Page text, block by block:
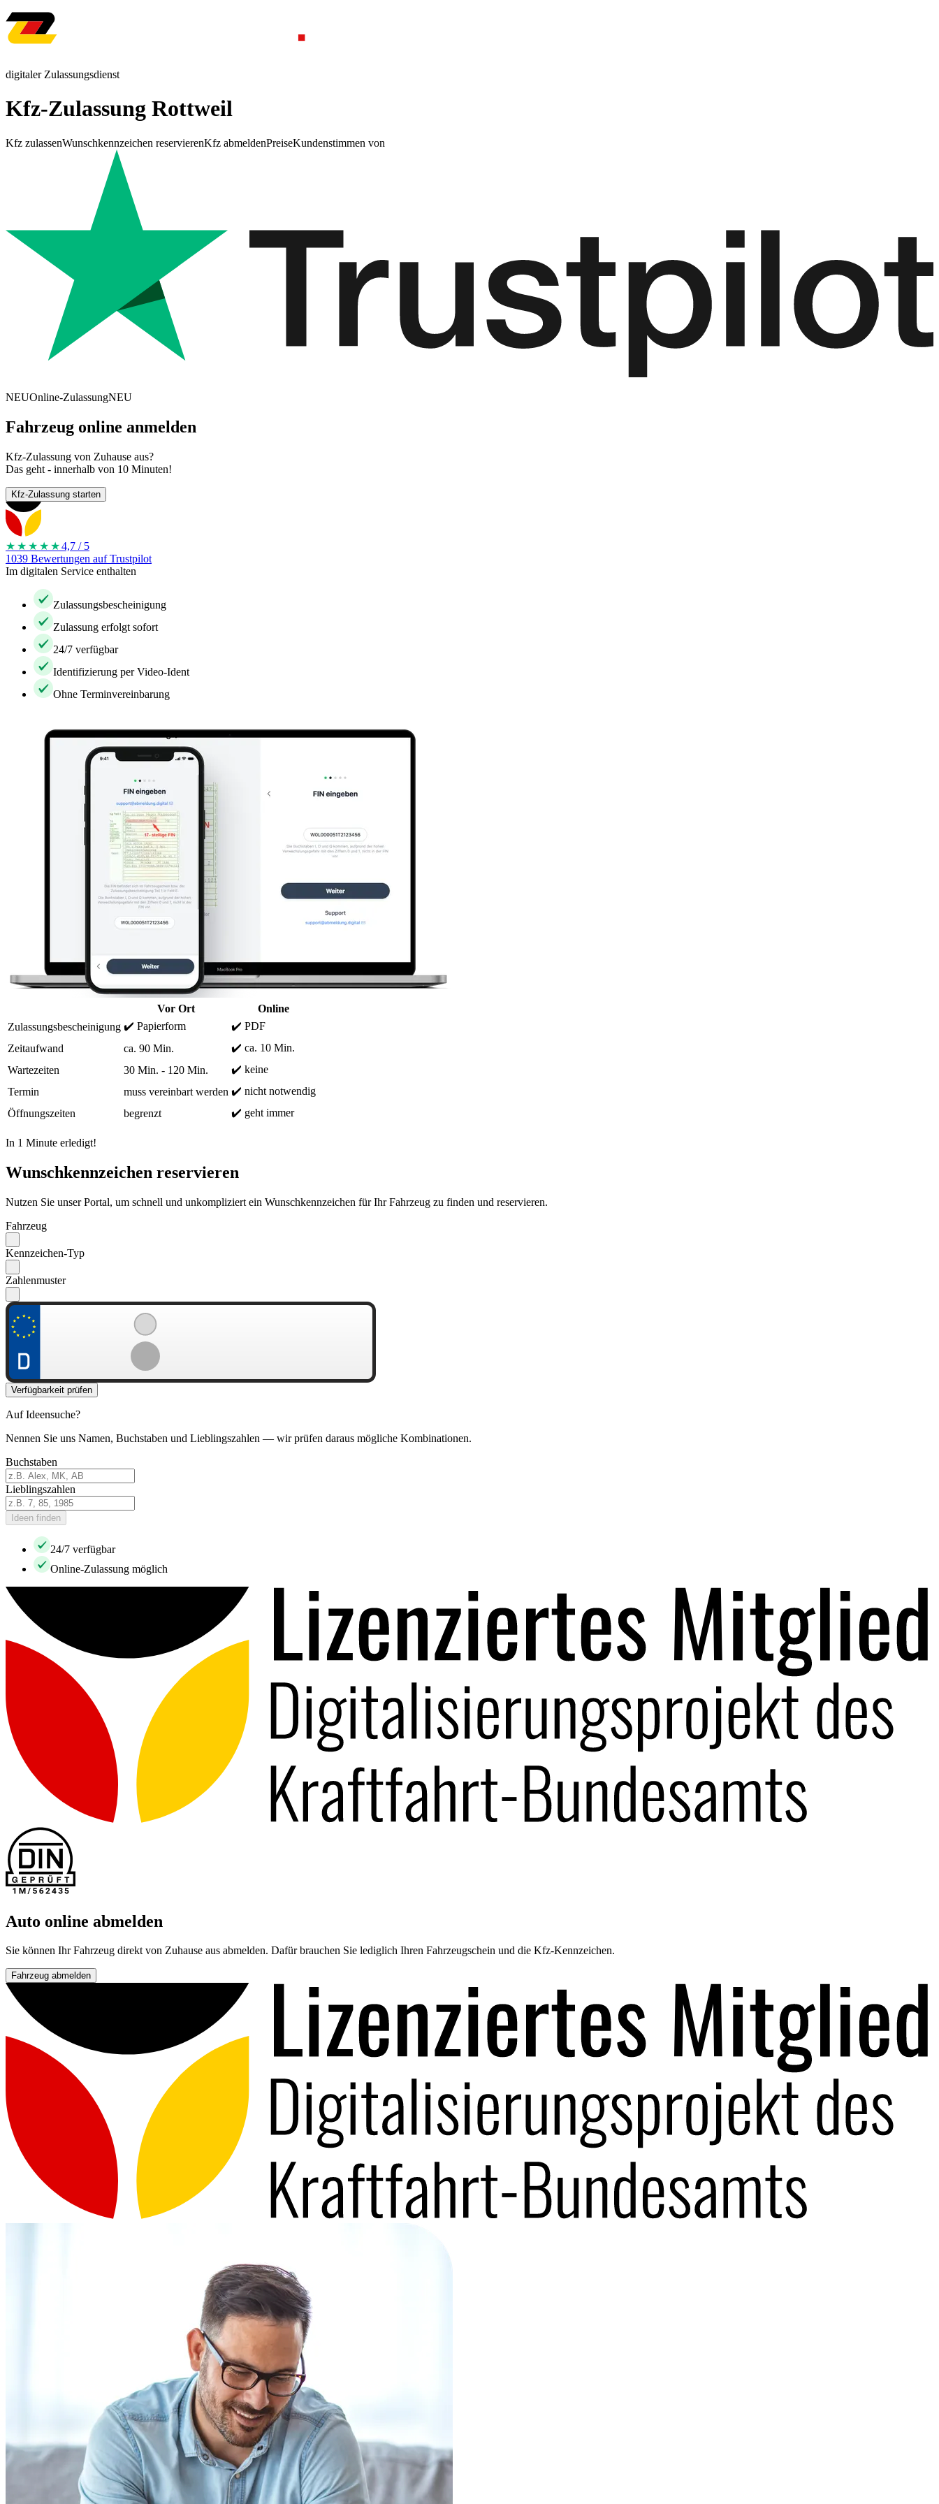
digitaler Zulassungsdienst
Kfz-Zulassung Rottweil
Kfz zulassenWunschkennzeichen reservierenKfz abmeldenPreiseKundenstimmen von
NEUOnline-ZulassungNEU
Fahrzeug online anmelden
Kfz-Zulassung von Zuhause aus?
Das geht - innerhalb von 10 Minuten!
Kfz-Zulassung starten
★★★★ ★4,7 / 5
1039 Bewertungen auf Trustpilot
Im digitalen Service enthalten
Zulassungsbescheinigung
Zulassung erfolgt sofort
24/7 verfügbar
Identifizierung per Video-Ident
Ohne Terminvereinbarung
Vor Ort
Online
Zulassungsbescheinigung ✔️ Papierform
✔️ PDF
Zeitaufwand
ca. 90 Min.
✔️ ca. 10 Min.
Wartezeiten
30 Min. - 120 Min.
✔️ keine
Termin
muss vereinbart werden ✔️ nicht notwendig
Öffnungszeiten
begrenzt ✔️ geht immer
In 1 Minute erledigt!
Wunschkennzeichen reservieren
Nutzen Sie unser Portal, um schnell und unkompliziert ein Wunschkennzeichen für Ihr Fahrzeug zu finden und reservieren.
Fahrzeug
Kennzeichen-Typ
Zahlenmuster
Verfügbarkeit prüfen
Auf Ideensuche?
Nennen Sie uns Namen, Buchstaben und Lieblingszahlen — wir prüfen daraus mögliche Kombinationen.
Buchstaben
Lieblingszahlen
Ideen finden
24/7 verfügbar
Online-Zulassung möglich
Auto online abmelden
Sie können Ihr Fahrzeug direkt von Zuhause aus abmelden. Dafür brauchen Sie lediglich Ihren Fahrzeugschein und die Kfz-Kennzeichen.
Fahrzeug abmelden